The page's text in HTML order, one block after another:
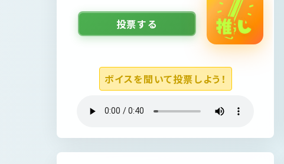
投票する
ボイスを聞いて投票しよう！